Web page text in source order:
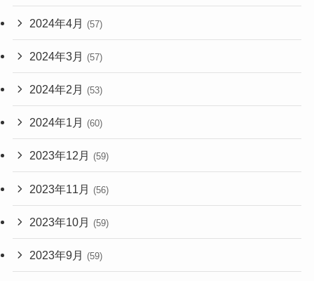
2024年4月 (57)
2024年3月 (57)
2024年2月 (53)
2024年1月 (60)
2023年12月 (59)
2023年11月 (56)
2023年10月 (59)
2023年9月 (59)